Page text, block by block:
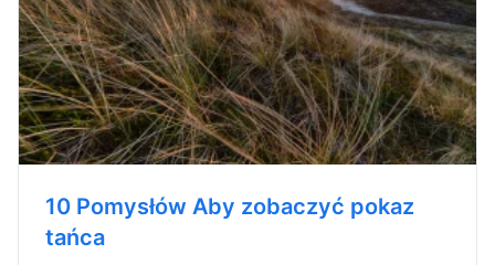
10 Pomysłów Aby zobaczyć pokaz
tańca